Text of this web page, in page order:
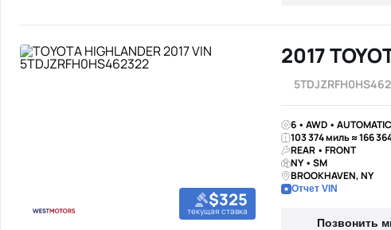
$325
текущая ставка
2017
6 • AWD • AUTOMATIC
103 374 миль ≈ 166
REAR • FRONT
NY • SM
BROOKHAVEN, NY
Отчет VIN
Позвонить